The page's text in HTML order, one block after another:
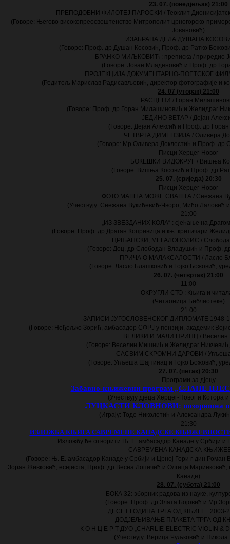
23. 07. (понедјељак) 21:00
ПРЕПОДОБНИ ФИЛОТЕЈ ПАРОСКИ / Теоклит
(Говорe: Његово високопреосвештенство Митрополит црногорско-
Јовановић)
ИЗАБРАНА ДЕЛА ДУШАНА
(Говоре: Проф. др Душан Косовић, Проф. др Ратко
БРАНКО МИЉКОВИЋ : преписка / приредио
(Говоре: Јован Младеновић и Проф. др
ПРОЈЕКЦИЈА ДОКУМЕНТАРНО-ПОЕТСКОГ
(Редитељ Марислав Радисављевић, директор фотографије и
24. 07 (уторак) 21:00
РАСЦЕПИ / Горан
(Говоре: Проф. др Горан Милашиновић и Желидраг
ЈЕДИНО ВЕТАР / Дејан
(Говоре: Дејан Алексић и Проф. др
ЧЕТВРТА ДИМЕНЗИЈА / Оливера
(Говоре: Мр Оливера Доклестић и Проф. др
Писци Херцег-Новог
БОКЕШКИ ВИДОКРУГ / Вишња
(Говоре: Вишња Косовић и Проф. др
25. 07. (сриједа) 20:30
Писци Херцег-Новог
ФОТО МАШТА МОЖЕ СВАШТА / Снежана
(Учествују: Снежана Вукићевић-Чворо, Мићо
21:00
„ИЗ ЗВЕЗДАНИХ КОЛА“ : сјећање на
(Говоре: Проф. др Драган Копривица и књ. критичари
ЦРЊАНСКИ, МЕГАЛОПОЛИС /
(Говоре: Дoц. др Слободан Владушић и Проф.
ПРИЧА О МАЛАКСАЛОСТИ / Ласло
(Говоре: Ласло Блашковић и Гојко Божовић,
26. 07. (четвртак) 21:00
11:00
ОКРУГЛИ СТО : Књига и
(Читаоница Библиотеке)
21:00
ЗАПИСИ ЈУГОСЛОВЕНСКОГ ДИПЛОМАТЕ 1948-
(Говоре: Неђељко Зорић, амбасадор СФРЈ у пензији, академик
ВЕЛИКИ И МАЛИ ПРИНЦ / Веселин
(Говоре: Веселин Мишнић и Желидраг
САСВИМ СКРОМНИ ДАРОВИ / Угљеша
(Говоре: Угљеша Шајтинац и Гојко Божовић,
27. 07. (петак) 20:30
Програми за дјецу
Забавно-књижевни програм „СЛАНЕ
(Учествују дјеца Херцег-Новог и Котора
ЛУЦКАСТИ КЛОВНОВИ: позоришна
(Играју: Тоде Николетић и Александра
21:30
ИЗЛОЖБА КЊИГА САВРЕМЕНЕ КАНАДСКЕ
Изложбу ће отворити Њ. Е. амбасадор Канаде у Србији и
САВРЕМЕНА КАНАДСКА
(Говоре: Њ. Е. амбасадор Канаде у Србији и Црној Гори г-дин
Зоран Живковић, есејиста, Проф. др Весна Лопичић и Олгица
Канаде)
28. 07. (субота) 21:00
БОКА 32: зборник радова из науке,
(Говоре: Проф. др Злата Бојовић и Мр
ДЕСЕТ ГОДИНА ТРГА ОД КЊИГЕ : 2003-
ДОДЈЕЉИВАЊЕ ПЛАКЕТА ТРГА ОД
К О Н Ц Е Р Т ДУО „CHARLIE-ELECTRIC VIOLIN &
(Учествују: Верица Чуљковић и